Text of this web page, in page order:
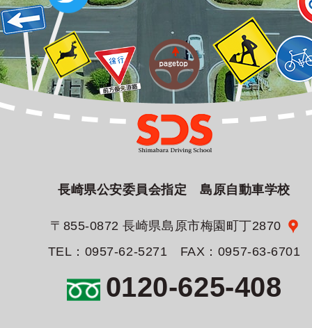
長崎県公安委員会指定 島原自動車学校
〒855-0872 長崎県島原市梅園町丁2870
TEL：0957-62-5271 FAX：0957-63-6701
0120-625-408